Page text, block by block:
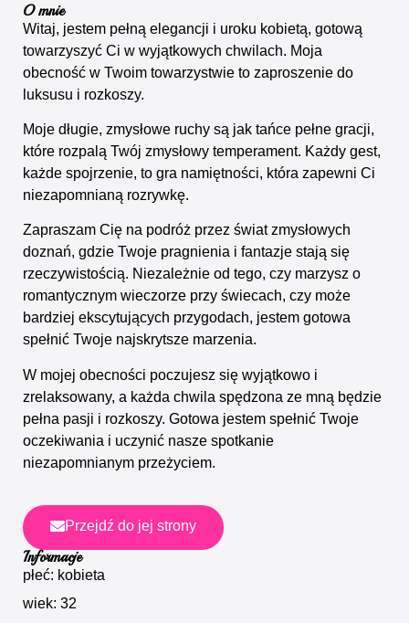
O mnie
Witaj, jestem pełną elegancji i uroku kobietą, gotową
towarzyszyć Ci w wyjątkowych chwilach. Moja
obecność w Twoim towarzystwie to zaproszenie do
luksusu i rozkoszy.
Moje długie, zmysłowe ruchy są jak tańce pełne gracji,
które rozpalą Twój zmysłowy temperament. Każdy gest,
każde spojrzenie, to gra namiętności, która zapewni Ci
niezapomnianą rozrywkę.
Zapraszam Cię na podróż przez świat zmysłowych
doznań, gdzie Twoje pragnienia i fantazje stają się
rzeczywistością. Niezależnie od tego, czy marzysz o
romantycznym wieczorze przy świecach, czy może
bardziej ekscytujących przygodach, jestem gotowa
spełnić Twoje najskrytsze marzenia.
W mojej obecności poczujesz się wyjątkowo i
zrelaksowany, a każda chwila spędzona ze mną będzie
pełna pasji i rozkoszy. Gotowa jestem spełnić Twoje
oczekiwania i uczynić nasze spotkanie
niezapomnianym przeżyciem.
Przejdź do jej strony
Informacje
płeć: kobieta
wiek: 32